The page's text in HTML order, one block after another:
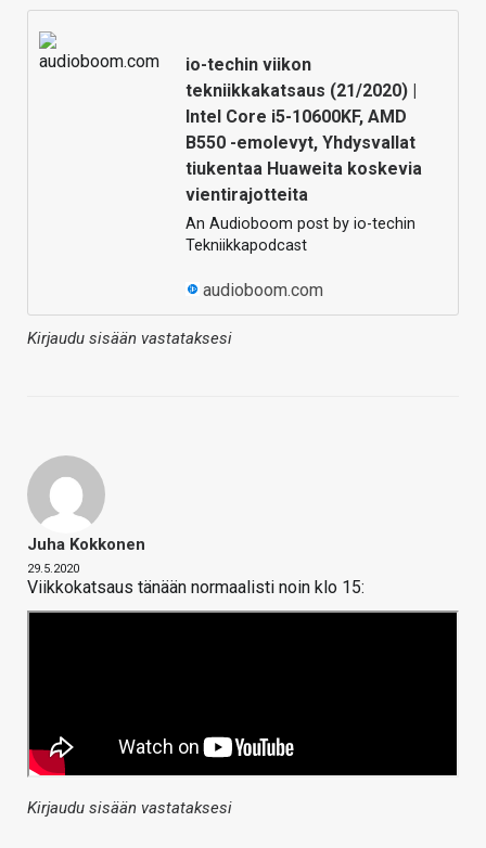
io-techin viikon
tekniikkakatsaus (21/2020) |
Intel Core i5-10600KF, AMD
B550 -emolevyt, Yhdysvallat
tiukentaa Huaweita koskevia
vientirajotteita
An Audioboom post by io-techin
Tekniikkapodcast
audioboom.com
Kirjaudu sisään vastataksesi
Juha Kokkonen
29.5.2020
Viikkokatsaus tänään normaalisti noin klo 15:
Kirjaudu sisään vastataksesi